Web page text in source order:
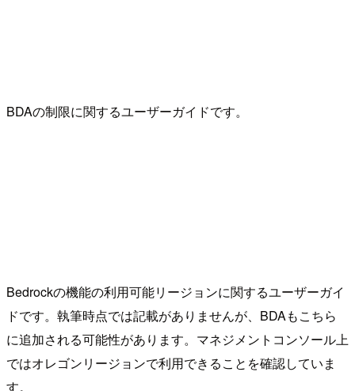
BDAの制限に関するユーザーガイドです。
Bedrockの機能の利用可能リージョンに関するユーザーガイ
ドです。執筆時点では記載がありませんが、BDAもこちら
に追加される可能性があります。マネジメントコンソール上
ではオレゴンリージョンで利用できることを確認していま
す。